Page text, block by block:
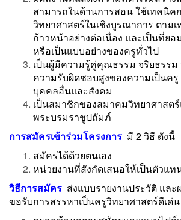
สามารถในด้านการสอน ใช้เทคนิค
วิทยาศาสตร์ในเชิงบูรณาการ ตาม
ก้าวหน้าอย่างต่อเนื่อง และเป็นที่ย
หรือเป็นแบบอย่างของครูทั่วไป
เป็นผู้มีความรู้คู่คุณธรรม จริยธรร
ความรับผิดชอบสูงของความเป็นค
บุคคลอื่นและสังคม
เป็นสมาชิกของสมาคมวิทยาศาสต
พระบรมราชูปถัมภ์
การสมัครเข้าร่วมโครงการ มี 2 วิธี ดังนี้
สมัครได้ด้วยตนเอง
หน่วยงานที่สังกัดเสนอให้เป็นตัวแท
วิธีการสมัคร ส่งแบบรายงานประวัติ และ
ขอรับการสรรหาเป็นครูวิทยาศาสตร์ดีเด่